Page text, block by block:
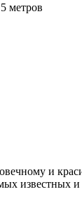
и
известных